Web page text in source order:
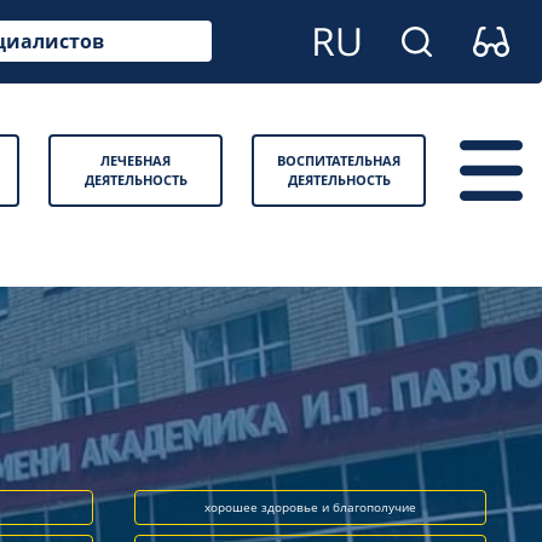
ЛЕЧЕБНАЯ
ДЕЯТЕЛЬНОСТЬ
ВОСПИТАТЕЛЬНАЯ
ДЕЯТЕЛЬНОСТЬ
хорошее здоровье и благополучие